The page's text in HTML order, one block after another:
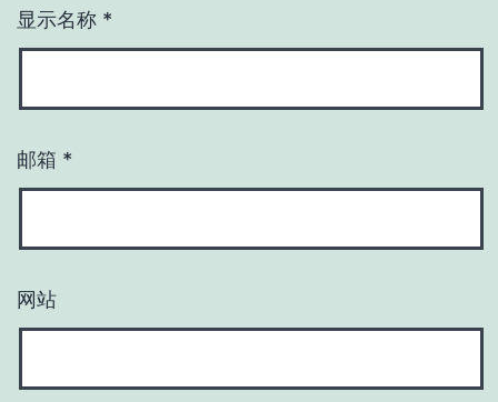
显示名称 *
邮箱 *
网站